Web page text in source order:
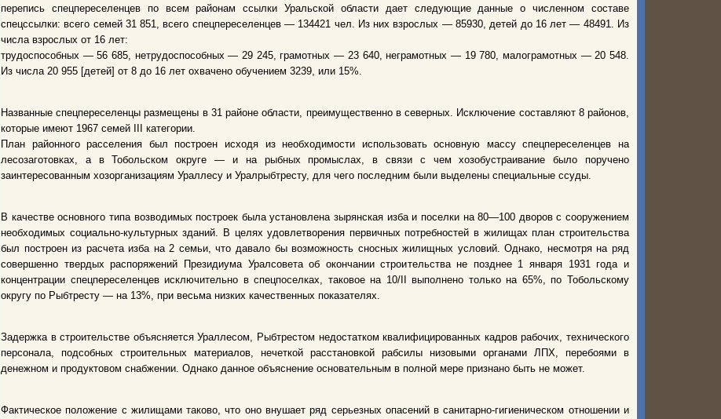
перепись спецпереселенцев по всем районам ссылки Уральской области дает следующие данные о численном составе
спецссылки: всего семей 31 851, всего спецпереселенцев — 134421 чел. Из них взрослых — 85930, детей до 16 лет — 48491. Из
числа взрослых от 16 лет:
трудоспособных — 56 685, нетрудоспособных — 29 245, грамотных — 23 640, неграмотных — 19 780, малограмотных — 20 548.
Из числа 20 955 [детей] от 8 до 16 лет охвачено обучением 3239, или 15%.
Названные спецпереселенцы размещены в 31 районе области, преимущественно в северных. Исключение составляют 8 районов,
которые имеют 1967 семей III категории.
План районного расселения был построен исходя из необходимости использовать основную массу спецпереселенцев на
лесозаготовках, а в Тобольском округе — и на рыбных промыслах, в связи с чем хозобустраивание было поручено
заинтересованным хозорганизациям Ураллесу и Уралрыбтресту, для чего последним были выделены специальные ссуды.
В качестве основного типа возводимых построек была установлена зырянская изба и поселки на 80—100 дворов с сооружением
необходимых социально-культурных зданий. В целях удовлетворения первичных потребностей в жилищах план строительства
был построен из расчета изба на 2 семьи, что давало бы возможность сносных жилищных условий. Однако, несмотря на ряд
совершенно твердых распоряжений Президиума Уралсовета об окончании строительства не позднее 1 января 1931 года и
концентрации спецпереселенцев исключительно в спецпоселках, таковое на 10/II выполнено только на 65%, по Тобольскому
округу по Рыбтресту — на 13%, при весьма низких качественных показателях.
Задержка в строительстве объясняется Ураллесом, Рыбтрестом недостатком квалифицированных кадров рабочих, технического
персонала, подсобных строительных материалов, нечеткой расстановкой рабсилы низовыми органами ЛПХ, перебоями в
денежном и продуктовом снабжении. Однако данное объяснение основательным в полной мере признано быть не может.
Фактическое положение с жилищами таково, что оно внушает ряд серьезных опасений в санитарно-гигиеническом отношении и